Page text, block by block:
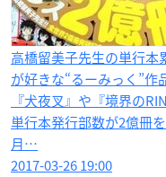
高橋留美子先生の単行本
が好きな“るーみっく”作
『犬夜叉』や『境界の
単行本発行部数が2億冊
月…
2017-03-26 19:00